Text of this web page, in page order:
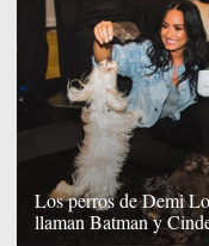
Los perros de Demi
llaman Batman y